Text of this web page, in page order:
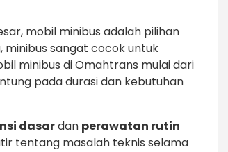
mobil minibus adalah pilihan
minibus sangat cocok untuk
minibus di Omahtrans mulai dari
pada durasi dan kebutuhan
dasardan perawatan rutin
tentang masalah teknis selama